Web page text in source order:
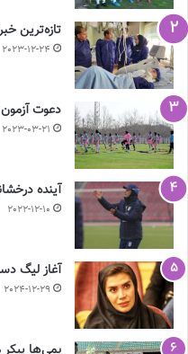
تازه‌ترین خبرها از
2023-12-24
دعوت آزمون از 30 بازیکن به اردوی
2023-03-21
آینده
2022-12-10
آغاز لیگ
2024-12-29